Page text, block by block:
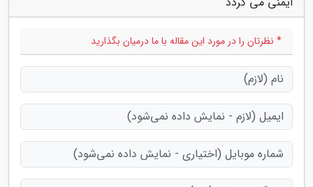
* نظرتان را در مورد این مقاله با ما درمیان بگذارید